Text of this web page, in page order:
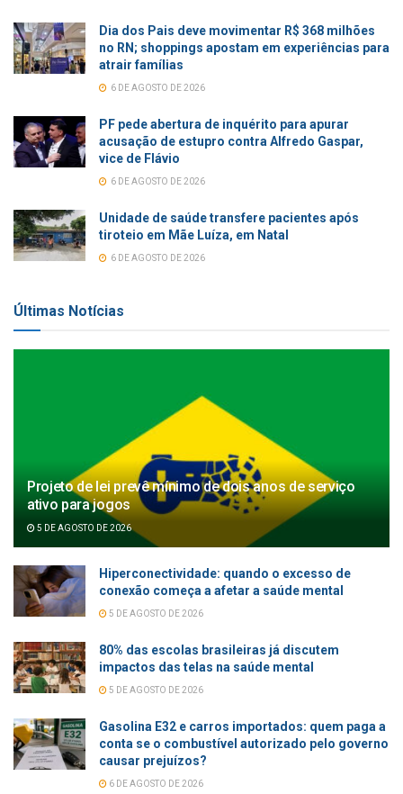
Dia dos Pais deve movimentar R$ 368 milhões
no RN; shoppings apostam em experiências para
atrair famílias
6 DE AGOSTO DE 2026
PF pede abertura de inquérito para apurar
acusação de estupro contra Alfredo Gaspar,
vice de Flávio
6 DE AGOSTO DE 2026
Unidade de saúde transfere pacientes após
tiroteio em Mãe Luíza, em Natal
6 DE AGOSTO DE 2026
Últimas Notícias
Projeto de lei prevê mínimo de dois anos de serviço
ativo para jogos
5 DE AGOSTO DE 2026
Hiperconectividade: quando o excesso de
conexão começa a afetar a saúde mental
5 DE AGOSTO DE 2026
80% das escolas brasileiras já discutem
impactos das telas na saúde mental
5 DE AGOSTO DE 2026
Gasolina E32 e carros importados: quem paga a
conta se o combustível autorizado pelo governo
causar prejuízos?
6 DE AGOSTO DE 2026